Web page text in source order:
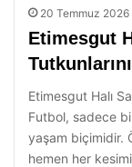
20 Temmuz 2026
Etimesgut
Etimesgut Halı
Futbol, sadece
yaşam biçimidir.
hemen her